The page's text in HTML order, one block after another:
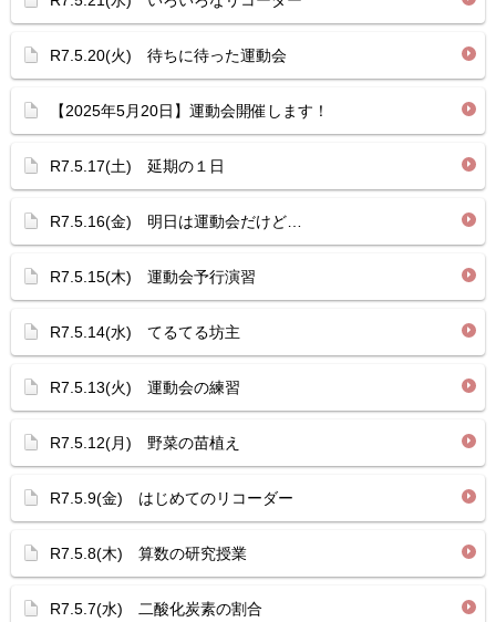
R7.5.20(火) 待ちに待った運動会
【2025年5月20日】運動会開催します！
R7.5.17(土) 延期の１日
R7.5.16(金) 明日は運動会だけど…
R7.5.15(木) 運動会予行演習
R7.5.14(水) てるてる坊主
R7.5.13(火) 運動会の練習
R7.5.12(月) 野菜の苗植え
R7.5.9(金) はじめてのリコーダー
R7.5.8(木) 算数の研究授業
R7.5.7(水) 二酸化炭素の割合